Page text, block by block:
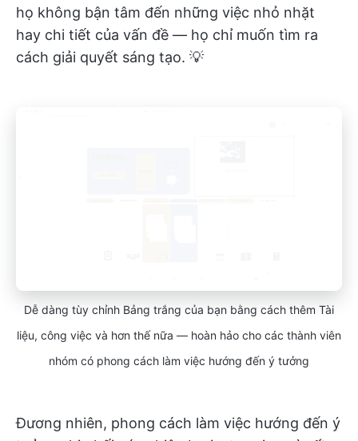
họ không bận tâm đến những việc nhỏ nhặt
hay chi tiết của vấn đề — họ chỉ muốn tìm ra
cách giải quyết sáng tạo. 💡
Dễ dàng tùy chỉnh Bảng trắng của bạn bằng cách thêm Tài
liệu, công việc và hơn thế nữa — hoàn hảo cho các thành viên
nhóm có phong cách làm việc hướng đến ý tưởng
Đương nhiên, phong cách làm việc hướng đến ý